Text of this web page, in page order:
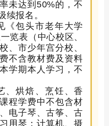
未达到50%的，不
续报名。
《包头市老年大学
览表（ 中心校区 、
、市少年宫分校、
不含教材费及资料
学期本人学习，不
、烘焙、烹饪 、香
程学费中不包含材
电子琴、古筝、古
用琴 ； 计算机、摄